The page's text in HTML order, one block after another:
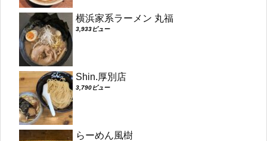
横浜家系ラーメン 丸福
3,933ビュー
Shin.厚別店
3,790ビュー
らーめん風樹